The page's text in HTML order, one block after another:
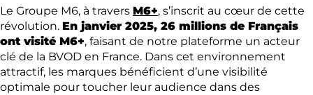
Le Groupe M6, à travers M6+, s’inscrit au cœur de cette
révolution. En janvier 2025, 26 millions de Français
ont visité M6+, faisant de notre plateforme un acteur
clé de la BVOD en France. Dans cet environnement
attractif, les marques bénéficient d’une visibilité
optimale pour toucher leur audience dans des